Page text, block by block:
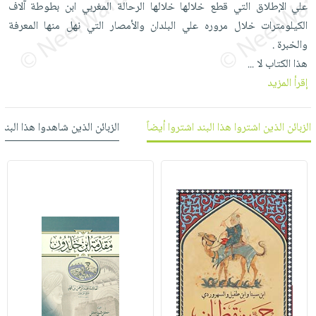
العناية
بالأسنان
الحمية
والتغذية
أدوات
المائدة
الأوعية
والتخزين
المطبخ
الأكثر
مبيعاً
العودة
للمدارس
اكسسوارات
كتب
اكسسوارات
ملابس
مطرزات
حقائب
حلي
عناية
بالذات
شحن
مجاني
بنود
مختارة
اشتراكات
كل
الاشتراكات
iKitab
بلا
حدود
متقدم
وفرات
عن
الشركة
سياسة
الشركة
حسابك
لائحة
الأمنيات
علي الإطلاق التي قطع خلالها خلالها الرحالة المغربي ابن بطوطة آلاف
الكيلومترات خلال مروره علي البلدان والأمصار التي نهل منها المعرفة
والخبرة .
هذا الكتاب لا...
إقرأ المزيد
الزبائن الذين اشتروا هذا البند اشتروا أيضاً الزبائن الذين شاهدوا هذا